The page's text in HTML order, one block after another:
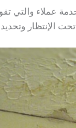
عملاء والتي
الإنتظار وتحديد